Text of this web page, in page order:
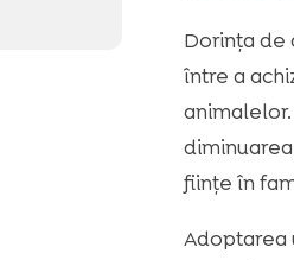
Dorința de
între a
ființe în
Adoptarea